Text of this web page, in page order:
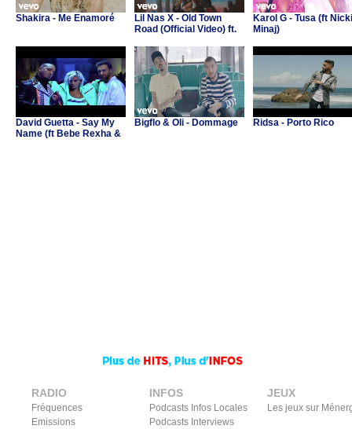
Shakira - Me Enamoré
Lil Nas X - Old Town
Road (Official Video) ft.
Karol G - Tusa (ft Nicki
Minaj)
David Guetta - Say My
Name (ft Bebe Rexha &
Bigflo & Oli - Dommage Ridsa - Porto Rico
RADIO
Fréquences
Emissions
INFOS
Podcasts Infos Locales
Podcasts Interviews
JEUX
Les jeux sur